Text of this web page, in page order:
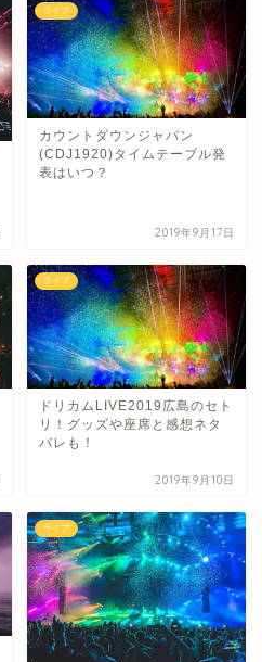
ライブ
カウントダウンジャパン
(CDJ1920)タイムテーブル発
表はいつ？
2019年9月17日
ライブ
ドリカムLIVE2019広島のセト
リ！グッズや座席と感想ネタ
バレも！
2019年9月10日
ライブ